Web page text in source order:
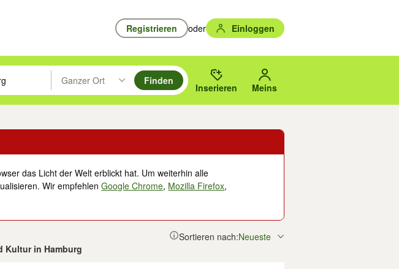
Registrieren oder Einloggen
Pfeiltasten nach oben/unten durchsuchen und mit Eingabetaste auswählen.
eingeben. Eingabetaste drücken um zu suchen, oder Vorschläge mit den Pfeiltasten nach oben/
Ganzer Ort
Suche im Umkreis des gewählten Orts oder PLZ.
Finden
Inserieren Meins
das Licht der Welt erblickt hat. Um weiterhin alle
Wir empfehlenGoogle Chrome, Mozilla Firefox,
Kultur in Hamburg
Sortieren nach:Neueste